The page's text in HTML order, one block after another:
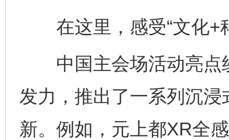
在这里，感受“文化+
中国主会场活动亮点
发力，推出了一系列沉
新。例如，元上都XR全